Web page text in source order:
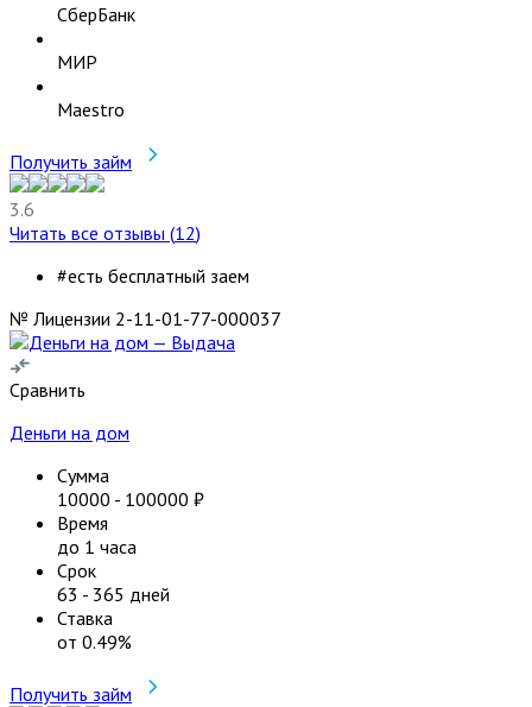
СберБанк
МИР
Maestro
Получить займ
3.6
Читать все отзывы (12)
#есть бесплатный заем
№ Лицензии 2-11-01-77-000037
Сравнить
Деньги на дом
Сумма
10000 - 100000 ₽
Время
до 1 часа
Срок
63 - 365 дней
Ставка
от 0.49%
Получить займ